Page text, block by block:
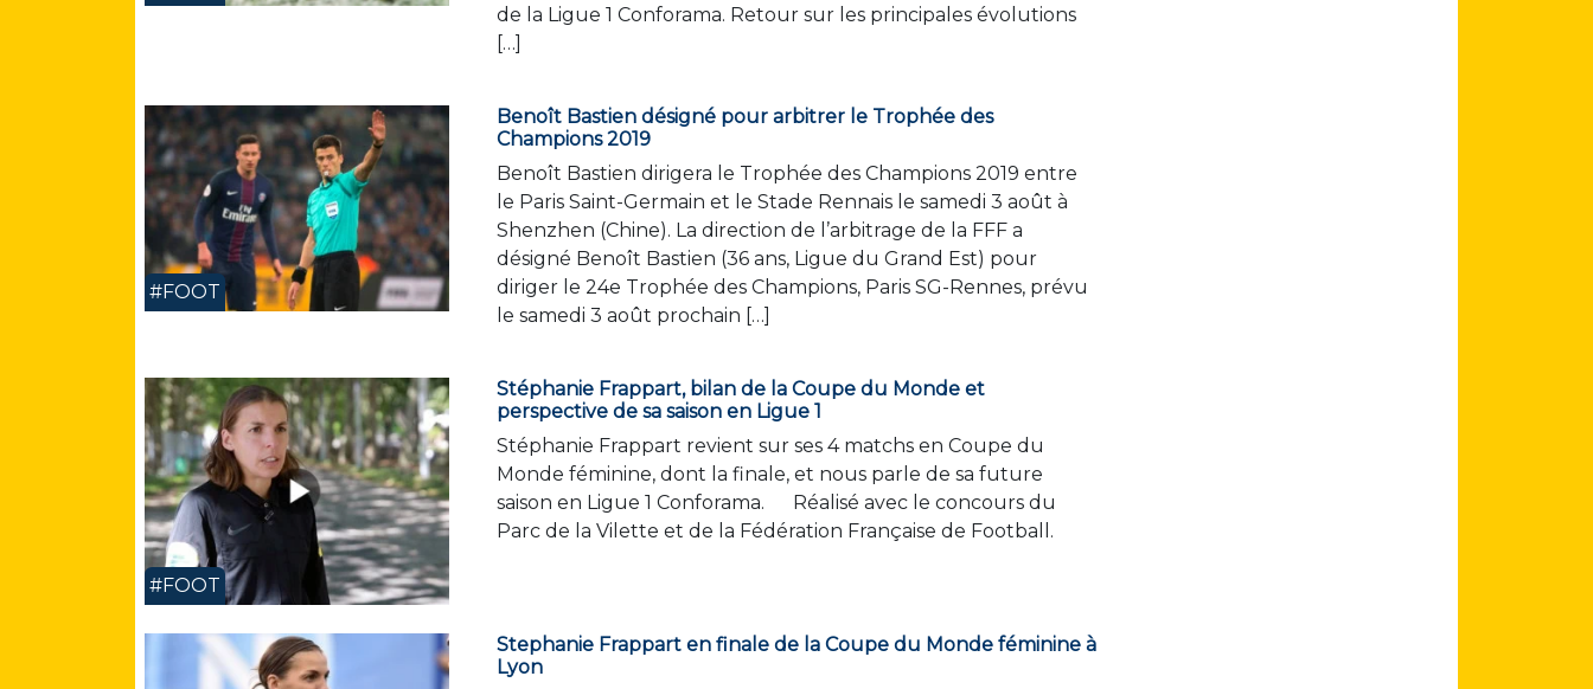
de la Ligue 1 Conforama. Retour sur les principales évolutions
[…]
#FOOT
Benoît Bastien désigné pour arbitrer le Trophée des
Champions 2019
Benoît Bastien dirigera le Trophée des Champions 2019 entre
le Paris Saint-Germain et le Stade Rennais le samedi 3 août à
Shenzhen (Chine). La direction de l’arbitrage de la FFF a
désigné Benoît Bastien (36 ans, Ligue du Grand Est) pour
diriger le 24e Trophée des Champions, Paris SG-Rennes, prévu
le samedi 3 août prochain […]
#FOOT
Stéphanie Frappart, bilan de la Coupe du Monde et
perspective de sa saison en Ligue 1
Stéphanie Frappart revient sur ses 4 matchs en Coupe du
Monde féminine, dont la finale, et nous parle de sa future
saison en Ligue 1 Conforama. Réalisé avec le concours du
Parc de la Vilette et de la Fédération Française de Football.
Stephanie Frappart en finale de la Coupe du Monde féminine à
Lyon